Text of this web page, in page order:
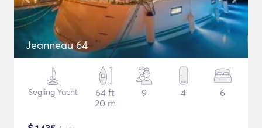
Jeanneau 64
Segling Yacht
64 ft
20 m
9 4 6